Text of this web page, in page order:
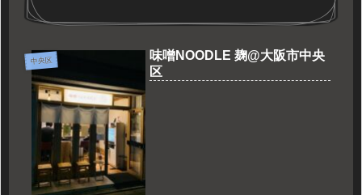
中央区
味噌NOODLE 麹@大阪市中央
区